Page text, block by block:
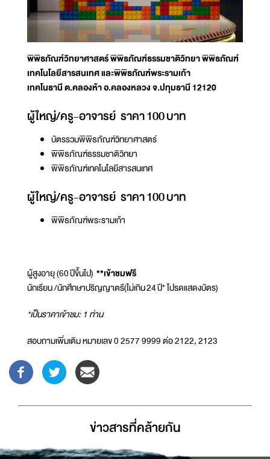
พิพิธภัณฑ์วิทยาศาสตร์ พิพิธภัณฑ์ธรรมชาติวิทยา พิพิธภัณฑ์
เทคโนโลยีสารสนเทศ และพิพิธภัณฑ์พระรามเก้า
เทคโนธานี ต.คลองห้า อ.คลองหลวง จ.ปทุมธานี 12120
ผู้ใหญ่/ครู-อาจารย์ ราคา 100 บาท
บัตรรวมพิพิธภัณฑ์วิทยาศาสตร์
พิพิธภัณฑ์ธรรมชาติวิทยา
พิพิธภัณฑ์เทคโนโลยีสารสนเทศ
ผู้ใหญ่/ครู-อาจารย์ ราคา 100 บาท
พิพิธภัณฑ์พระรามเก้า
ผู้สูงอายุ (60 ปีขึ้นไป) **เข้าชมฟรี
นักเรียน /นักศึกษาปริญญาตรี(ไม่เกิน 24 ปี* โปรดแสดงบัตร)
*เป็นราคาเข้าชม: 1 ท่าน
สอบถามเพิ่มเติม หมายเลข 0 2577 9999 ต่อ 2122, 2123
ข่าวสารที่่คล้ายกัน